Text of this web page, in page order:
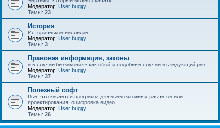
Модератор: User buggy
Темы: 23
История
Историческое наследие.
Модератор: User buggy
Темы: 3
Правовая информация, законы
а в случае беззакония - как обойти подобные случаи в следующий раз
Модератор: User buggy
Темы: 37
Полезный софт
Всё, что касается программ для всевозможных расчётов или
проектирования, оцифровка видео
Модератор: User buggy
Темы: 26